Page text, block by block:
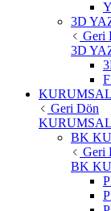
3D
Geri
3D
Geri Dön
BK
Geri
BK